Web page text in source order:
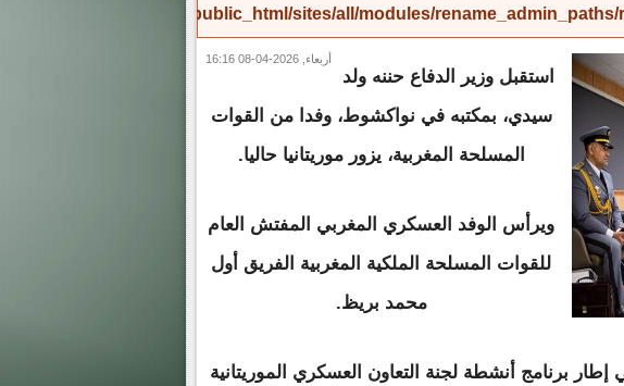
/home/amicinf1/public_html/sites/all/modules/
أربعاء, 2026-04-08 16:16
استقبل وزير الدفاع حننه ولد
سيدي، بمكتبه في نواكشوط، وفدا من القوات
المسلحة المغربية، يزور موريتانيا حاليا.
ويرأس الوفد العسكري المغربي المفتش العام
للقوات المسلحة الملكية المغربية الفريق أول
محمد بريظ.
برنامج أنشطة لجنة التعاون العسكري الموريتانية